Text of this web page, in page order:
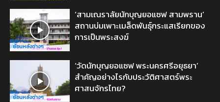
ย้อนหลังต่างๆ
‘สามเณราลัยนักบุญยอแซฟ สามพราน’
สถานบ่มเพาะเมล็ดพันธุ์กระแสเรียกของ
การเป็นพระสงฆ์
ย้อนหลังต่างๆ
‘วัดนักบุญยอแซฟ พระนครศรีอยุธยา’
สำคัญอย่างไรกับประวัติศาสตร์พระ
ศาสนจักรไทย?